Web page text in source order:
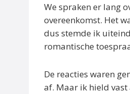
We spraken er lang
overeenkomst. Het
dus stemde ik
romantische
De reacties waren
af. Maar ik hield